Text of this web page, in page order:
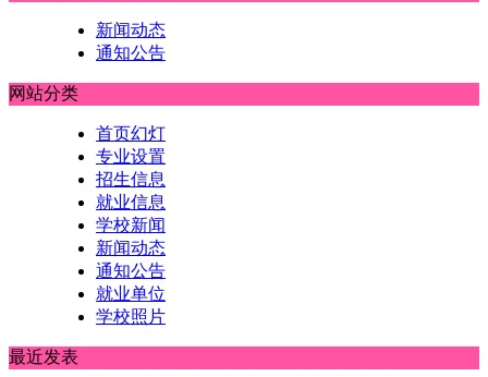
新闻动态
通知公告
网站分类
首页幻灯
专业设置
招生信息
就业信息
学校新闻
新闻动态
通知公告
就业单位
学校照片
最近发表